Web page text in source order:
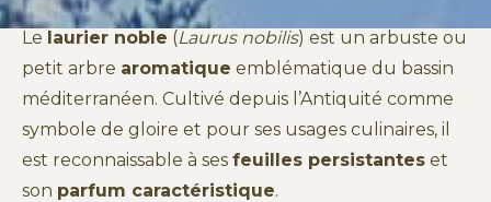
Le laurier noble (Laurus nobilis) est un arbuste ou
petit arbre aromatique emblématique du bassin
méditerranéen. Cultivé depuis l’Antiquité comme
symbole de gloire et pour ses usages culinaires, il
est reconnaissable à ses feuilles persistantes et
son parfum caractéristique.